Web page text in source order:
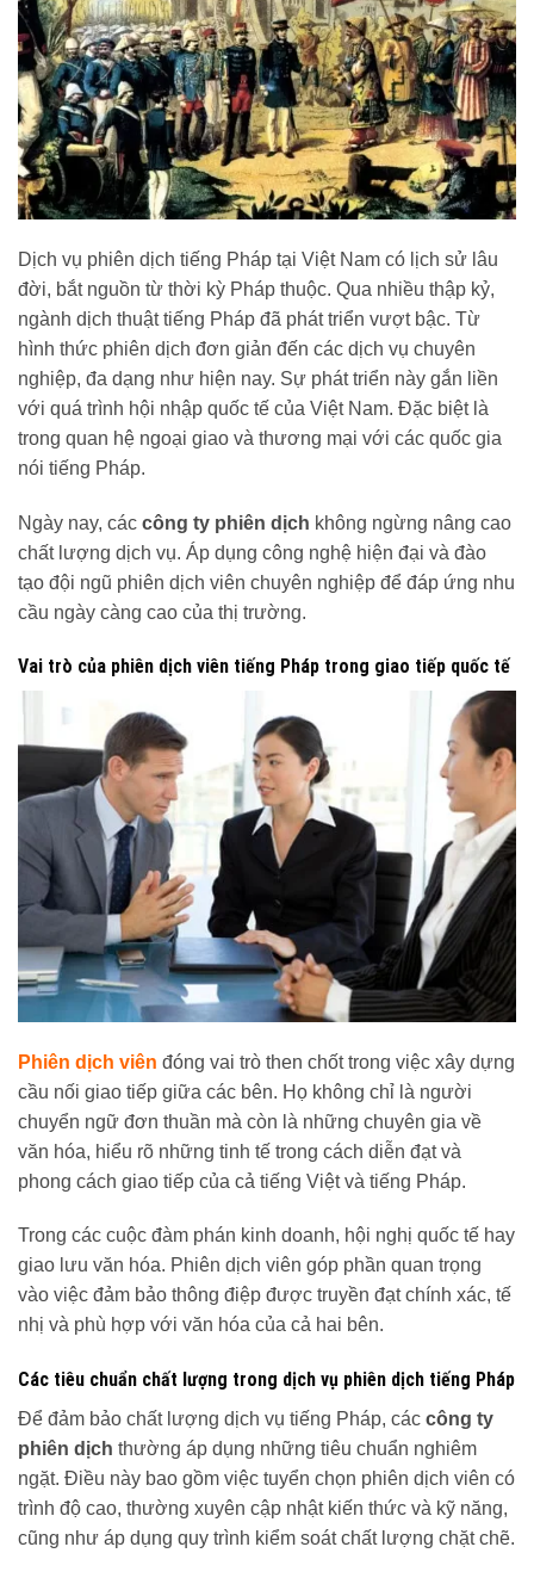
Dịch vụ phiên dịch tiếng Pháp tại Việt Nam có lịch sử lâu
đời, bắt nguồn từ thời kỳ Pháp thuộc. Qua nhiều thập kỷ,
ngành dịch thuật tiếng Pháp đã phát triển vượt bậc. Từ
hình thức phiên dịch đơn giản đến các dịch vụ chuyên
nghiệp, đa dạng như hiện nay. Sự phát triển này gắn liền
với quá trình hội nhập quốc tế của Việt Nam. Đặc biệt là
trong quan hệ ngoại giao và thương mại với các quốc gia
nói tiếng Pháp.
Ngày nay, các công ty phiên dịch không ngừng nâng cao
chất lượng dịch vụ. Áp dụng công nghệ hiện đại và đào
tạo đội ngũ phiên dịch viên chuyên nghiệp để đáp ứng nhu
cầu ngày càng cao của thị trường.
Vai trò của phiên dịch viên tiếng Pháp trong giao tiếp quốc tế
Phiên dịch viên đóng vai trò then chốt trong việc xây dựng
cầu nối giao tiếp giữa các bên. Họ không chỉ là người
chuyển ngữ đơn thuần mà còn là những chuyên gia về
văn hóa, hiểu rõ những tinh tế trong cách diễn đạt và
phong cách giao tiếp của cả tiếng Việt và tiếng Pháp.
Trong các cuộc đàm phán kinh doanh, hội nghị quốc tế hay
giao lưu văn hóa. Phiên dịch viên góp phần quan trọng
vào việc đảm bảo thông điệp được truyền đạt chính xác, tế
nhị và phù hợp với văn hóa của cả hai bên.
Các tiêu chuẩn chất lượng trong dịch vụ phiên dịch tiếng Pháp
Để đảm bảo chất lượng dịch vụ tiếng Pháp, các công ty
phiên dịch thường áp dụng những tiêu chuẩn nghiêm
ngặt. Điều này bao gồm việc tuyển chọn phiên dịch viên có
trình độ cao, thường xuyên cập nhật kiến thức và kỹ năng,
cũng như áp dụng quy trình kiểm soát chất lượng chặt chẽ.